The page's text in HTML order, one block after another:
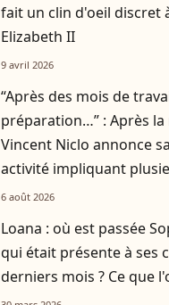
fait un clin d'oeil discret
Elizabeth II
9 avril 2026
“Après des mois de
préparation…” : Après la
Vincent Niclo annonce
activité impliquant
personnalités
6 août 2026
Loana : où est passée
qui était présente à ses
derniers mois ? Ce que